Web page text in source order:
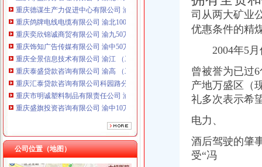
重庆奕欣锦诚商贸有限公司 渝九50万 （工商注册）
重庆饰知广告传媒有限公司 渝中50万 （工商注册）
重庆全景信息技术有限公司 渝江 （工商注册）
重庆泰盛贷款咨询有限公司 渝高 （工商注册）
重庆汇泰贷款咨询有限公司科园路分公司 渝高 （工商注册）
重庆市明诚塑料制品有限责任公司 渝高100万 （进出口权）
重庆盛旗投资咨询有限公司 渝中10万 （工商注册）
重庆斯苔登托生物科技有限公司 渝南10万 （工商注册）
重庆尊盟财务管理有限公司 渝北10万 （工商注册）
重庆德谋生产力促进中心有限公司 渝大10万 （工商注册）
重庆鸽牌电线电缆有限公司 渝北10010万 (进出口权)
重庆奕欣锦诚商贸有限公司 渝九50万 （工商注册）
重庆饰知广告传媒有限公司 渝中50万 （工商注册）
公司位置（地图）
司从两大矿业
优惠条件的精
2004年5月
曾被誉为已过
产地万盛区（
礼多次表示希
电力、
酒后驾驶的肇
受“冯